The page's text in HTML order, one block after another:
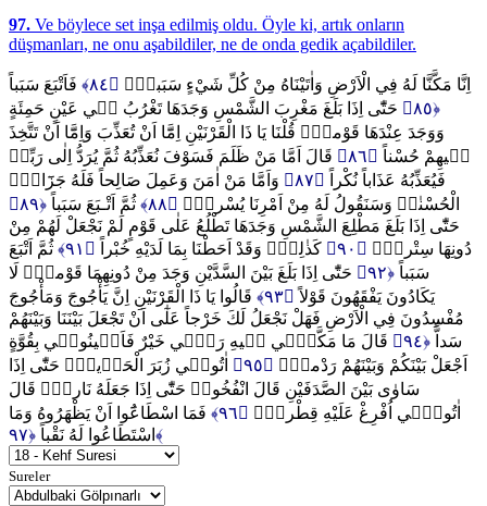
97. Ve böylece set inşa edilmiş oldu. Öyle ki, artık onların
düşmanları, ne onu aşabildiler, ne de onda gedik açabildiler.
اِنَّا مَكَّنَّا لَهُ فِي الْاَرْضِ وَاٰتَيْنَاهُ مِنْ كُلِّ شَيْءٍ سَبَباًۙ ﴿٨٤﴾
فَاَتْبَعَ سَبَباً
﴿٨٥﴾
حَتّٰٓى اِذَا بَلَغَ مَغْرِبَ الشَّمْسِ وَجَدَهَا تَغْرُبُ ف۪ي عَيْنٍ حَمِئَةٍ
وَوَجَدَ عِنْدَهَا قَوْماًۜ قُلْنَا يَا ذَا الْقَرْنَيْنِ اِمَّٓا اَنْ تُعَذِّبَ وَاِمَّٓا اَنْ تَتَّخِذَ
ف۪يهِمْ حُسْناً ﴿٨٦﴾
قَالَ اَمَّا مَنْ ظَلَمَ فَسَوْفَ نُعَذِّبُهُ ثُمَّ يُرَدُّ اِلٰى رَبِّه۪
فَيُعَذِّبُهُ عَذَاباً نُكْراً
﴿٨٧﴾
وَاَمَّا مَنْ اٰمَنَ وَعَمِلَ صَالِحاً فَلَهُ جَزَٓاءًۨ
الْحُسْنٰىۚ وَسَنَقُولُ لَهُ مِنْ اَمْرِنَا يُسْراًۜ ﴿٨٨﴾ ثُمَّ اَتْـبَعَ سَبَباً ﴿٨٩﴾
حَتّٰٓى اِذَا بَلَغَ مَطْلِعَ الشَّمْسِ وَجَدَهَا تَطْلُعُ عَلٰى قَوْمٍ لَمْ نَجْعَلْ لَهُمْ مِنْ
دُونِهَا سِتْراًۙ ﴿٩٠﴾ كَذٰلِكَۜ وَقَدْ اَحَطْنَا بِمَا لَدَيْهِ خُبْراً ﴿٩١﴾
ثُمَّ اَتْبَعَ
سَبَباً ﴿٩٢﴾
حَتّٰٓى اِذَا بَلَغَ بَيْنَ السَّدَّيْنِ وَجَدَ مِنْ دُونِهِمَا قَوْماًۙ لَا
يَكَادُونَ يَفْقَهُونَ قَوْلاً ﴿٩٣﴾
قَالُوا يَا ذَا الْقَرْنَيْنِ اِنَّ يَأْجُوجَ وَمَأْجُوجَ
مُفْسِدُونَ فِي الْاَرْضِ فَهَلْ نَجْعَلُ لَكَ خَرْجاً عَلٰٓى اَنْ تَجْعَلَ بَيْنَنَا وَبَيْنَهُمْ
سَداًّ ﴿٩٤﴾
قَالَ مَا مَكَّنّ۪ي ف۪يهِ رَبّ۪ي خَيْرٌ فَاَع۪ينُون۪ي بِقُوَّةٍ
اَجْعَلْ بَيْنَكُمْ وَبَيْنَهُمْ رَدْماًۙ ﴿٩٥﴾
اٰتُون۪ي زُبَرَ الْحَد۪يدِۜ حَتّٰٓى اِذَا
سَاوٰى بَيْنَ الصَّدَفَيْنِ قَالَ انْفُخُواۜ حَتّٰٓى اِذَا جَعَلَهُ نَاراًۙ قَالَ
اٰتُون۪ٓي اُفْرِغْ عَلَيْهِ قِطْراًۜ ﴿٩٦﴾
فَمَا اسْطَاعُٓوا اَنْ يَظْهَرُوهُ وَمَا
اسْتَطَاعُوا لَهُ نَقْباً ﴿٩٧﴾
Sureler